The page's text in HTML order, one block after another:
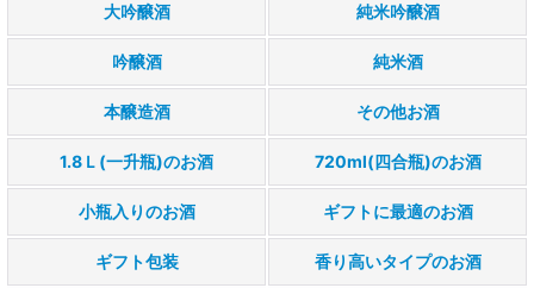
広島のお酒 香り高いタイプ
広島のお酒 軽快なめらかなタイプ
広島のお酒 コクあるタイプ
広島のお酒 熟成タイプ
広島のお酒 お燗酒向き
大吟醸酒 純米吟醸酒
吟醸酒 純米酒
本醸造酒 その他お酒
1.8Ｌ(一升瓶)のお酒 720ml(四合瓶)のお酒
小瓶入りのお酒 ギフトに最適のお酒
ギフト包装 香り高いタイプのお酒